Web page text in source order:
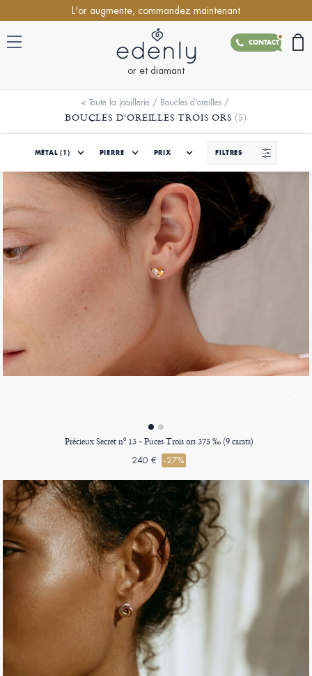
L'or augmente, commandez maintenant
CONTACT
or et diamant
< Toute la joaillerie/ Boucles d'oreilles/
BOUCLES D'OREILLES TROIS ORS (5)
MÉTAL(1) PIERRE PRIX FILTRES
Précieux Secret nº 13 - Puces Trois ors 375 ‰ (9 carats)
240 € -27%